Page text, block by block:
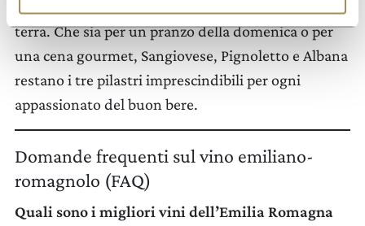
terra. Che sia per un pranzo della domenica o per
una cena gourmet, Sangiovese, Pignoletto e Albana
restano i tre pilastri imprescindibili per ogni
appassionato del buon bere.
Domande frequenti sul vino emiliano-
romagnolo (FAQ)
Quali sono i migliori vini dell’Emilia Romagna